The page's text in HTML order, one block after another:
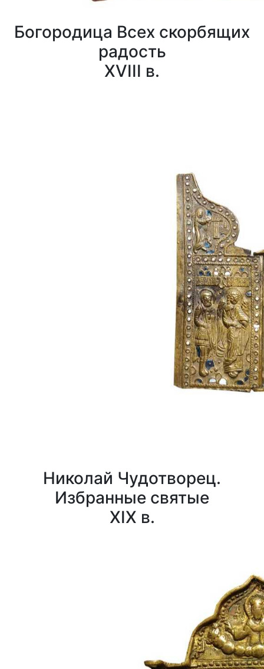
Богородица Всех скорбящих
радость
XVIII в.
Николай Чудотворец.
Избранные святые
XIX в.